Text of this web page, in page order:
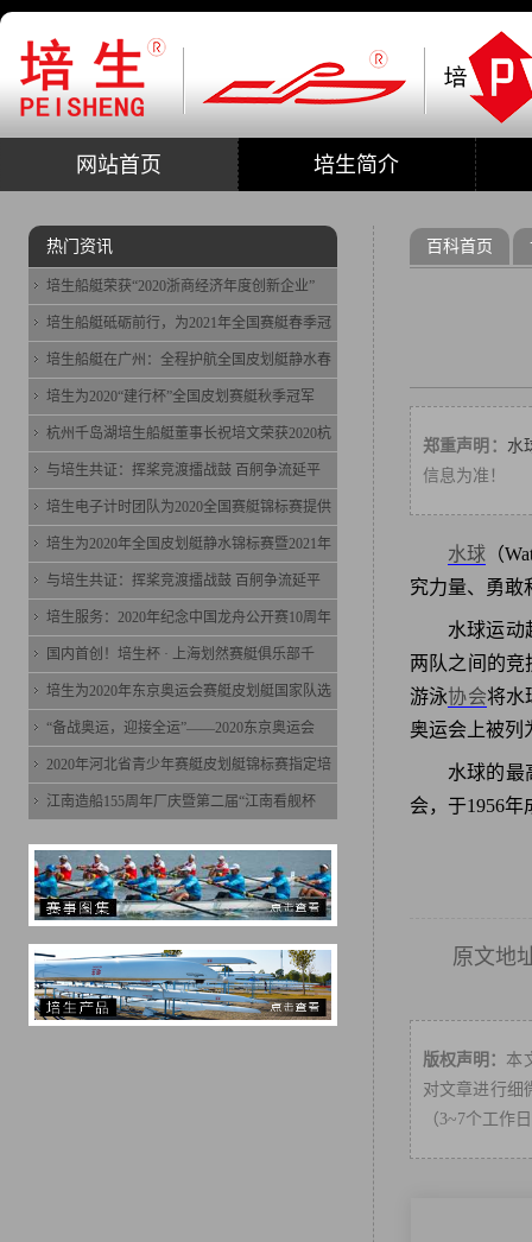
网站首页 培生简介
百科首页
郑重声明： 水
信息为准！
水球 （
究力量、勇敢
水球运动
两队之间的竞
游泳协会将水
奥运会上被列
水球的最
会，于1956
原文地
版权声明： 本
对文章进行细
（3~7个工作
热门资讯
培生船艇荣获“2020浙商经济年度创新企业”
培生船艇砥砺前行，为2021年全国赛艇春季冠
培生船艇在广州：全程护航全国皮划艇静水春
培生为2020“建行杯”全国皮划赛艇秋季冠军
杭州千岛湖培生船艇董事长祝培文荣获2020杭
与培生共证：挥桨竞渡擂战鼓 百舸争流延平
培生电子计时团队为2020全国赛艇锦标赛提供
培生为2020年全国皮划艇静水锦标赛暨2021年
与培生共证：挥桨竞渡擂战鼓 百舸争流延平
培生服务：2020年纪念中国龙舟公开赛10周年
国内首创！培生杯 · 上海划然赛艇俱乐部千
培生为2020年东京奥运会赛艇皮划艇国家队选
“备战奥运，迎接全运”——2020东京奥运会
2020年河北省青少年赛艇皮划艇锦标赛指定培
江南造船155周年厂庆暨第二届“江南看舰杯